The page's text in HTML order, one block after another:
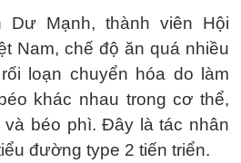
Mạnh, thành viên Hội
Nam, chế độ ăn quá nhiều
loạn chuyển hóa do làm
khác nhau trong cơ thể,
và béo phì. Đây là tác nhân
đường type 2 tiến triển.